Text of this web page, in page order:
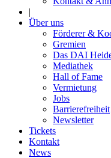
|
Über uns
Förderer &
Gremien
Das DAI
Mediathek
Hall of Fame
Vermietung
Jobs
Barrierefreiheit
Newsletter
Tickets
Kontakt
News